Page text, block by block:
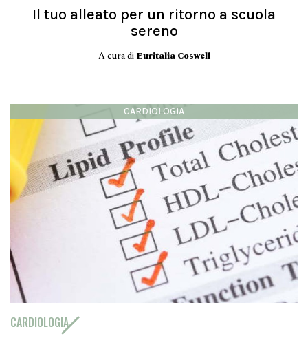
Il tuo alleato per un ritorno a scuola
sereno
A cura di Euritalia Coswell
CARDIOLOGIA
CARDIOLOGIA